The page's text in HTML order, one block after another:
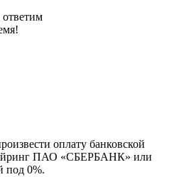
оплату банковской
ПАО «СБЕРБАНК» или
под 0%.